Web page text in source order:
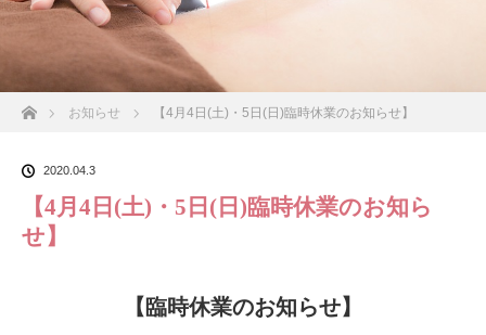
ホームお知らせ 【4月4日(土)・5日(日)臨時休業のお知らせ】
2020.04.3
【4月4日(土)・5日(日)臨時休業のお知ら
せ】
【臨時休業のお知らせ】